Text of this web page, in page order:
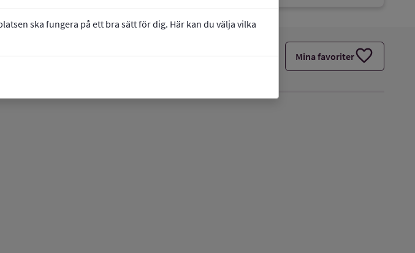
ska fungera på ett bra sätt för dig. Här kan du välja vilka
Mina favoriterfavorite